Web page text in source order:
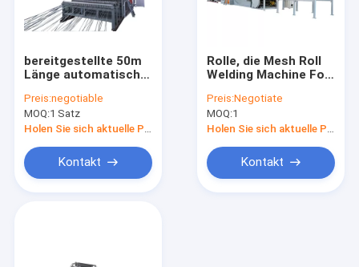
Drahtgeraderichten und -Schneidemaschine
Stahldraht-Schweißgerät
Multi Punkt-Punktschweissen-Maschine
Draht Mesh Bending Machine
bereitgestellte 50m
Länge automatischer
Machine 50 stellt
ein,/Monat
Preis:negotiable
MOQ:1 Satz
Holen Sie sich aktuelle Preis
Kontakt
Rolle, die Mesh Roll
Welding Machine For-
Draht-Q235 verbiegt
Preis:Negotiate
MOQ:1
Holen Sie sich aktuelle Preis
Kontakt